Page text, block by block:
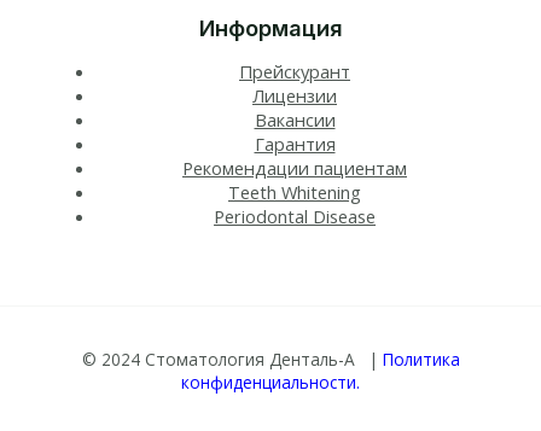
Информация
Прейскурант
Лицензии
Вакансии
Гарантия
Рекомендации пациентам
Teeth Whitening​
Periodontal Disease​
© 2024 Стоматология Денталь-А | Политика
конфиденциальности.